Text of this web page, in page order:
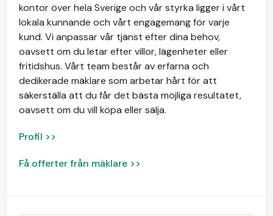
kontor över hela Sverige och vår styrka ligger i vårt
lokala kunnande och vårt engagemang för varje
kund. Vi anpassar vår tjänst efter dina behov,
oavsett om du letar efter villor, lägenheter eller
fritidshus. Vårt team består av erfarna och
dedikerade mäklare som arbetar hårt för att
säkerställa att du får det bästa möjliga resultatet,
oavsett om du vill köpa eller sälja.
Profil >>
Få offerter från mäklare >>